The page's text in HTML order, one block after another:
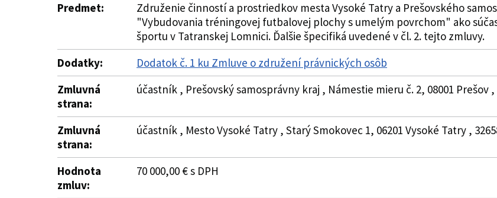
Predmet:
Združenie činností a prostriedkov mesta Vysoké Tatry a Prešovského
"Vybudovania tréningovej futbalovej plochy s umelým povrchom" ako
športu v Tatranskej Lomnici. Ďalšie špecifiká uvedené v čl. 2. tejto zmluvy.
Dodatky:
Dodatok č. 1 ku Zmluve o združení právnických osôb
Zmluvná
strana:
účastník , Prešovský samosprávny kraj , Námestie mieru č. 2, 08001 Prešov
Zmluvná
strana:
účastník , Mesto Vysoké Tatry , Starý Smokovec 1, 06201 Vysoké Tatry ,
Hodnota
zmluv:
70 000,00 € s DPH